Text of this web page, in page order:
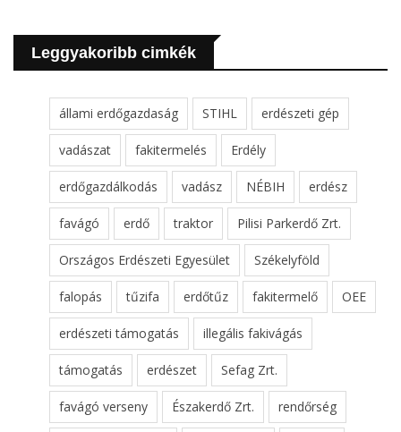
Leggyakoribb cimkék
állami erdőgazdaság STIHL erdészeti gép
vadászat fakitermelés Erdély
erdőgazdálkodás vadász NÉBIH erdész
favágó erdő traktor Pilisi Parkerdő Zrt.
Országos Erdészeti Egyesület Székelyföld
falopás tűzifa erdőtűz fakitermelő OEE
erdészeti támogatás illegális fakivágás
támogatás erdészet Sefag Zrt.
favágó verseny Északerdő Zrt. rendőrség